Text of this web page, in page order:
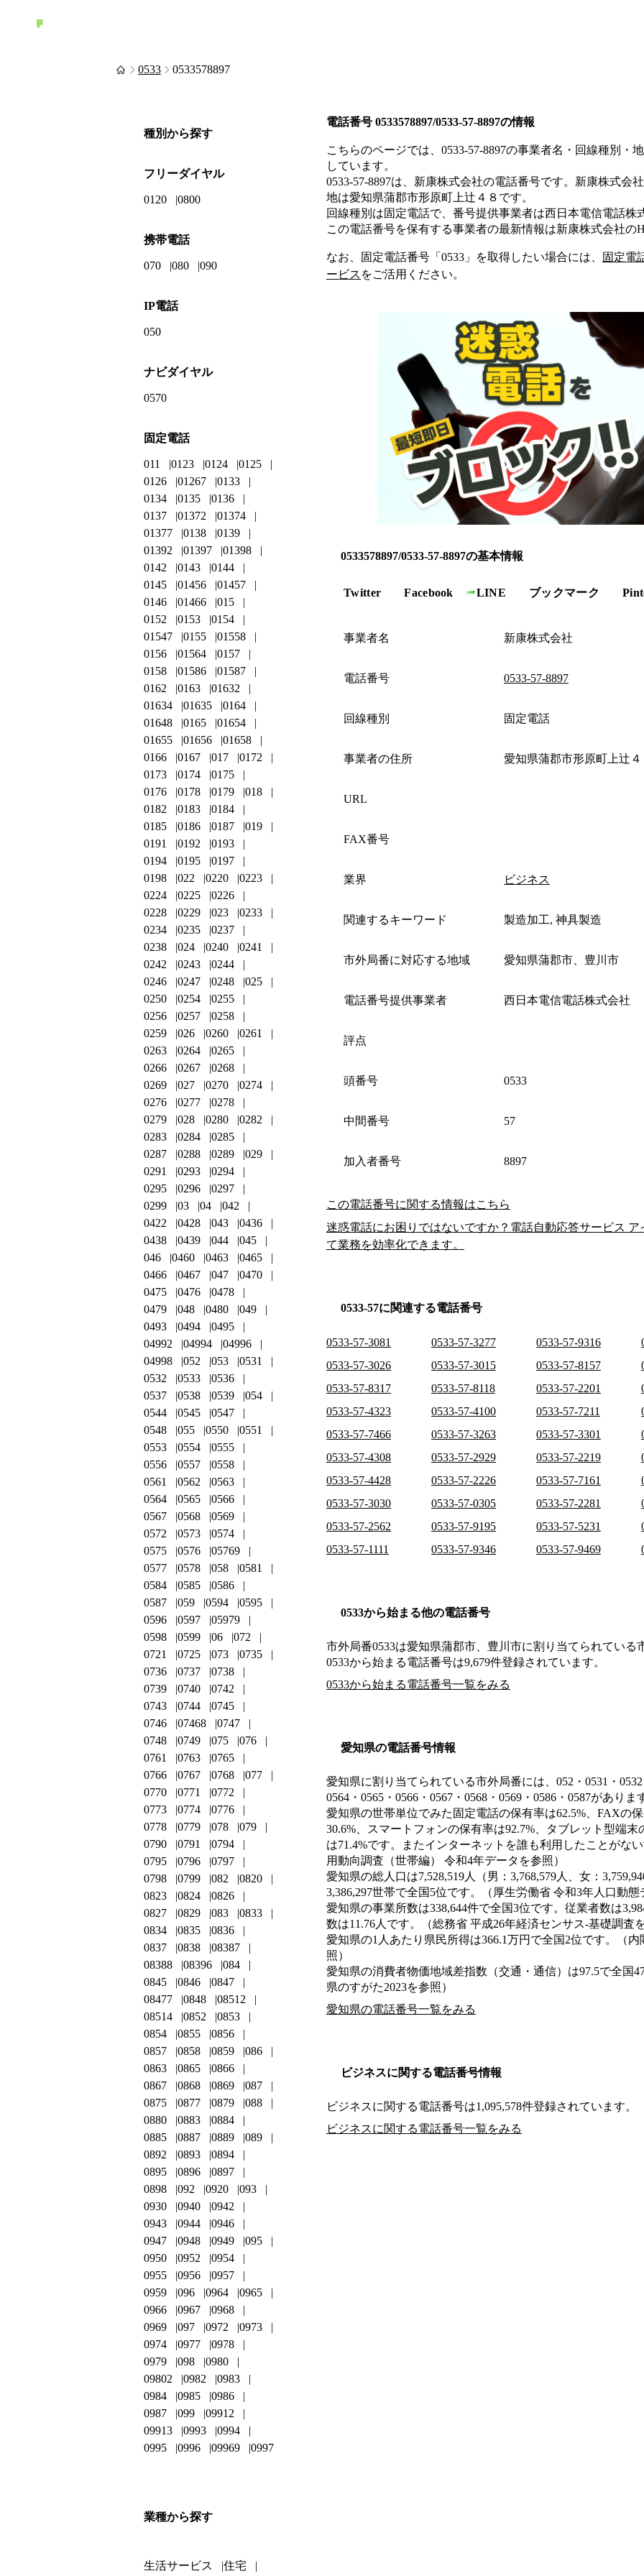
0533 0533578897
電話番号 0533578897/0533-57-8897の情報
こちらのページでは、 0533-57-8897の事業者名・回線種別・
しています。
0533-57-8897は、 新康株式会社の電話番号です。 新康株式会
地は愛知県蒲郡市形原町上辻４８ です。
回線種別は固定電話で、番号提供事業者は西日本電信電話株
この電話番号を保有する事業者の最新情報は新康株式会社の
なお、固定電話番号「 0533 」を取得したい場合には、
固定電
ービス をご活用ください。
0533578897/0533-57-8897の基本情報
Twitter Facebook LINE ブックマーク
事業者名 新康株式会社
電話番号 0533-57-8897
回線種別 固定電話
事業者の住所 愛知県蒲郡市形原町上辻４
URL
FAX番号
業界 ビジネス
関連するキーワード 製造加工, 神具製造
市外局番に対応する地域 愛知県蒲郡市、豊川市
電話番号提供事業者 西日本電信電話株式会社
評点
頭番号 0533
中間番号 57
加入者番号 8897
この電話番号に関する情報はこちら
迷惑電話にお困りではないですか？電話自動応答サービス
て業務を効率化できます。
0533-57に関連する電話番号
0533-57-3081 0533-57-3277 0533-57-9316
0533-57-3026
0533-57-3015 0533-57-8157
0533-57-8317
0533-57-8118 0533-57-2201
0533-57-4323
0533-57-4100 0533-57-7211
0533-57-7466
0533-57-3263 0533-57-3301
0533-57-4308
0533-57-2929 0533-57-2219
0533-57-4428
0533-57-2226 0533-57-7161
0533-57-3030
0533-57-0305 0533-57-2281
0533-57-2562
0533-57-9195 0533-57-5231
0533-57-1111
0533-57-9346 0533-57-9469
0533から始まる他の電話番号
市外局番0533は愛知県蒲郡市、豊川市に割り当てられている
0533から始まる電話番号は9,679件登録されています。
0533から始まる電話番号一覧をみる
愛知県の電話番号情報
愛知県に割り当てられている市外局番には、052・0531・0532
0564・0565・0566・0567・0568・0569・0586・0587がありま
愛知県の世帯単位でみた固定電話の保有率は62.5%、FAXの
30.6%、スマートフォンの保有率は92.7%、タブレット型端
は71.4%です。またインターネットを誰も利用したことがな
用動向調査（世帯編） 令和4年データを参照）
愛知県の総人口は7,528,519人（男：3,768,579人、女：
3,386,297世帯で全国5位です。（厚生労働省 令和3年人口動
愛知県の事業所数は338,644件で全国3位です。従業者数は
数は11.76人です。（総務省 平成26年経済センサス‐基礎調査
愛知県の1人あたり県民所得は366.1万円で全国2位です。（
照）
愛知県の消費者物価地域差指数（交通・通信）は97.5で全国
県のすがた2023を参照）
愛知県の電話番号一覧をみる
ビジネスに関する電話番号情報
ビジネスに関する電話番号は1,095,578件登録されています。
ビジネスに関する電話番号一覧をみる
種別から探す
フリーダイヤル
0120 0800
携帯電話
070 080 090
IP電話
050
ナビダイヤル
0570
固定電話
011 0123 0124
0125
0126
01267
0133
0134
0135
0136
0137
01372
01374
01377
0138
0139
01392
01397
01398
0142
0143
0144
0145
01456
01457
0146
01466
015
0152
0153
0154
01547
0155
01558
0156
01564
0157
0158
01586
01587
0162
0163
01632
01634
01635
0164
01648
0165
01654
01655
01656
01658
0166
0167 017
0172
0173
0174
0175
0176
0178 0179
018
0182
0183
0184
0185
0186 0187
019
0191
0192
0193
0194
0195
0197
0198
022 0220
0223
0224
0225
0226
0228
0229 023
0233
0234
0235
0237
0238
024 0240
0241
0242
0243
0244
0246
0247 0248
025
0250
0254
0255
0256
0257
0258
0259
026 0260
0261
0263
0264
0265
0266
0267
0268
0269
027 0270
0274
0276
0277
0278
0279
028 0280
0282
0283
0284
0285
0287
0288 0289
029
0291
0293
0294
0295
0296
0297
0299
03 04
042
0422
0428 043
0436
0438
0439 044
045
046
0460 0463
0465
0466
0467 047
0470
0475
0476
0478
0479
048 0480
049
0493
0494
0495
04992
04994
04996
04998
052 053
0531
0532
0533
0536
0537
0538 0539
054
0544
0545
0547
0548
055 0550
0551
0553
0554
0555
0556
0557
0558
0561
0562
0563
0564
0565
0566
0567
0568
0569
0572
0573
0574
0575
0576
05769
0577
0578 058
0581
0584
0585
0586
0587
059 0594
0595
0596
0597
05979
0598
0599 06
072
0721
0725 073
0735
0736
0737
0738
0739
0740
0742
0743
0744
0745
0746
07468
0747
0748
0749 075
076
0761
0763
0765
0766
0767 0768
077
0770
0771
0772
0773
0774
0776
0778
0779 078
079
0790
0791
0794
0795
0796
0797
0798
0799 082
0820
0823
0824
0826
0827
0829 083
0833
0834
0835
0836
0837
0838
08387
08388
08396
084
0845
0846
0847
08477
0848
08512
08514
0852
0853
0854
0855
0856
0857
0858 0859
086
0863
0865
0866
0867
0868 0869
087
0875
0877 0879
088
0880
0883
0884
0885
0887 0889
089
0892
0893
0894
0895
0896
0897
0898
092 0920
093
0930
0940
0942
0943
0944
0946
0947
0948 0949
095
0950
0952
0954
0955
0956
0957
0959
096 0964
0965
0966
0967
0968
0969
097 0972
0973
0974
0977
0978
0979
098
0980
09802
0982
0983
0984
0985
0986
0987
099
09912
09913
0993
0994
0995
0996 09969 0997
業種から探す
生活サービス 住宅